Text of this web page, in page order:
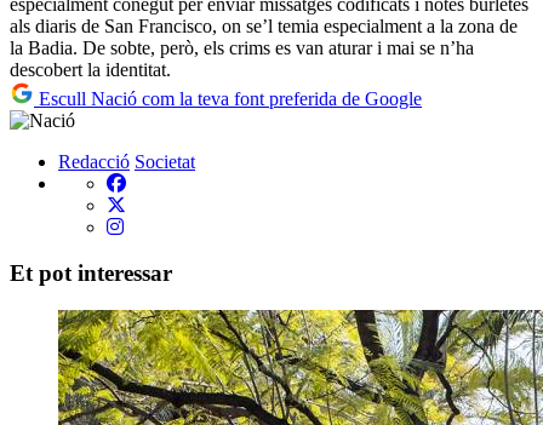
als diaris de San Francisco, on se’l temia especialment a la zona de
la Badia. De sobte, però, els crims es van aturar i mai se n’ha
descobert la identitat.
Escull Nació com la teva font preferida de Google
Redacció Societat
Et pot interessar